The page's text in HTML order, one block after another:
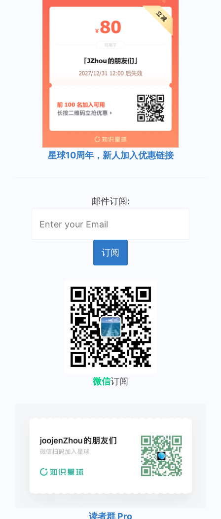
星球10周年，新人加入优惠链接
邮件订阅:
微信订阅
读者群 Pro